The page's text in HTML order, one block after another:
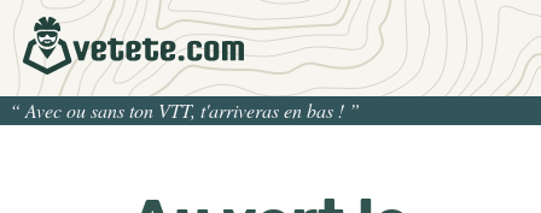
“ Avec ou sans ton VTT, t'arriveras en bas ! ”